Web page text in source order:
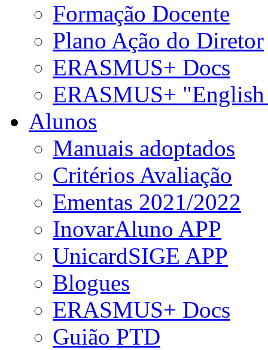
Formação Docente
Plano Ação do Diretor
ERASMUS+ Docs
ERASMUS+
Alunos
Manuais adoptados
Critérios Avaliação
Ementas 2021/2022
InovarAluno APP
UnicardSIGE APP
Blogues
ERASMUS+ Docs
Guião PTD